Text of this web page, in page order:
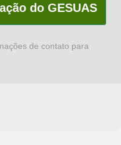
do GESUAS
de contato para